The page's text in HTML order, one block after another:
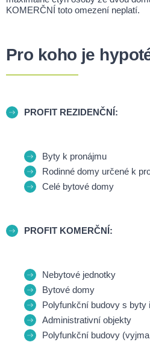
KOMERČNÍ toto omezení neplatí.
Pro koho je
PROFIT REZIDENČNÍ:
Byty k pronájmu
Rodinné domy určené k
Celé bytové domy
PROFIT KOMERČNÍ:
Nebytové jednotky
Bytové domy
Polyfunkční budovy s byty
Administrativní objekty
Polyfunkční budovy